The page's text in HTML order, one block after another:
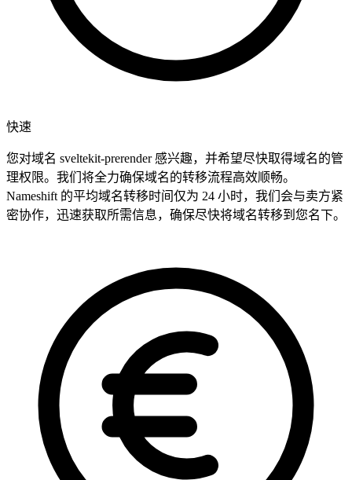
快速
您对域名 sveltekit-prerender 感兴趣，并希望尽快取得域名的管
理权限。我们将全力确保域名的转移流程高效顺畅。
Nameshift 的平均域名转移时间仅为 24 小时，我们会与卖方紧
密协作，迅速获取所需信息，确保尽快将域名转移到您名下。